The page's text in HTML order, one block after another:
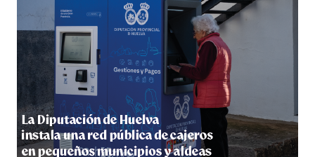
5º DÍA DE LAS FIESTAS COLOMBINAS 2026
hace 5 días·Huelvatv